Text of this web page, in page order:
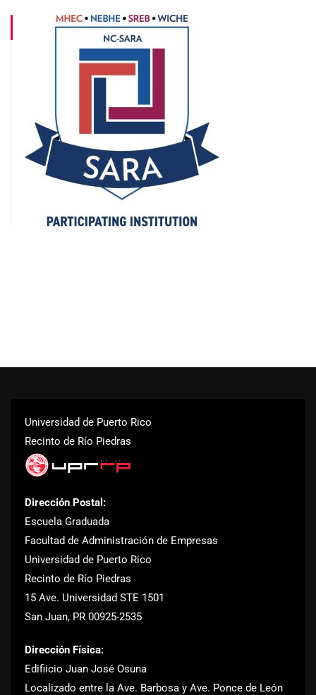
Universidad de Puerto Rico
Recinto de Río Piedras
Dirección Postal:
Escuela Graduada
Facultad de Administración de Empresas
Universidad de Puerto Rico
Recinto de Río Piedras
15 Ave. Universidad STE 1501
San Juan, PR 00925-2535
Dirección Física:
Edifiicio Juan José Osuna
Localizado entre la Ave. Barbosa y Ave. Ponce de León